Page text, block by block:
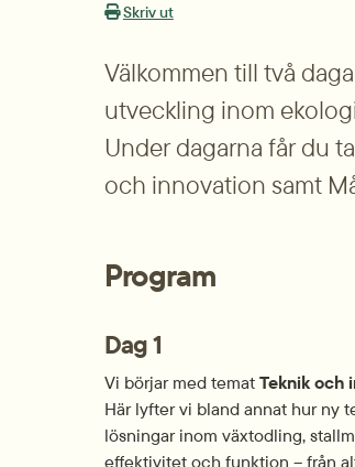
Skriv ut
Välkommen till två
utveckling inom
Under dagarna får du
och innovation samt
Program
Dag 1
Vi börjar med temat Teknik och
Här lyfter vi bland annat hur ny
lösningar inom växtodling,
effektivitet och funktion – från